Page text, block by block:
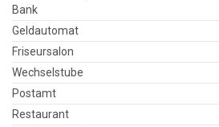
Bank
Geldautomat
Friseursalon
Wechselstube
Postamt
Restaurant